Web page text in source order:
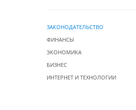
ЗАКОНОДАТЕЛЬСТВО
ФИНАНСЫ
ЭКОНОМИКА
БИЗНЕС
ИНТЕРНЕТ И ТЕХНОЛОГИИ